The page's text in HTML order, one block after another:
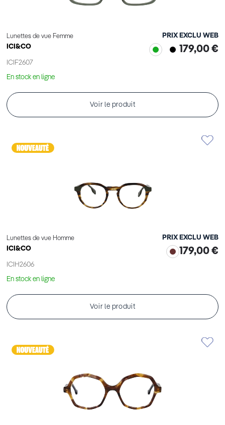
Lunettes de vue Femme
ICI&CO
ICIF2607
PRIX EXCLU WEB
179,00 €
En stock en ligne
Voir le produit
Lunettes de vue Homme
ICI&CO
ICIH2606
PRIX EXCLU WEB
179,00 €
En stock en ligne
Voir le produit